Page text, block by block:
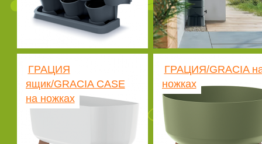
ГРАЦИЯ
ящик/GRACIA CASE
на ножках
ГРАЦИЯ/GRACIA
ножках